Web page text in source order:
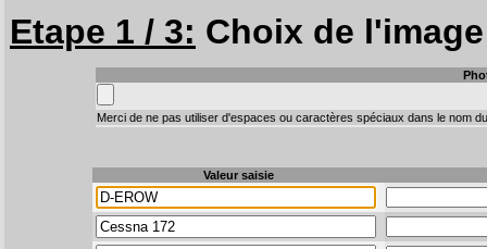
Etape 1 / 3: Choix de
Merci de ne pas utiliser d'espaces ou caractères spéciaux dans le nom
Valeur saisie